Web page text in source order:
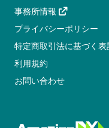
事務所情報
プライバシーポリシー
特定商取引法に基づく表
利用規約
お問い合わせ